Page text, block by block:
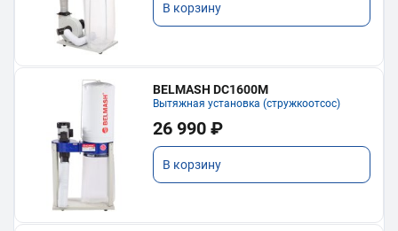
В корзину
BELMASH DC1600M
Вытяжная установка (стружкоотсос)
26 990 ₽
В корзину